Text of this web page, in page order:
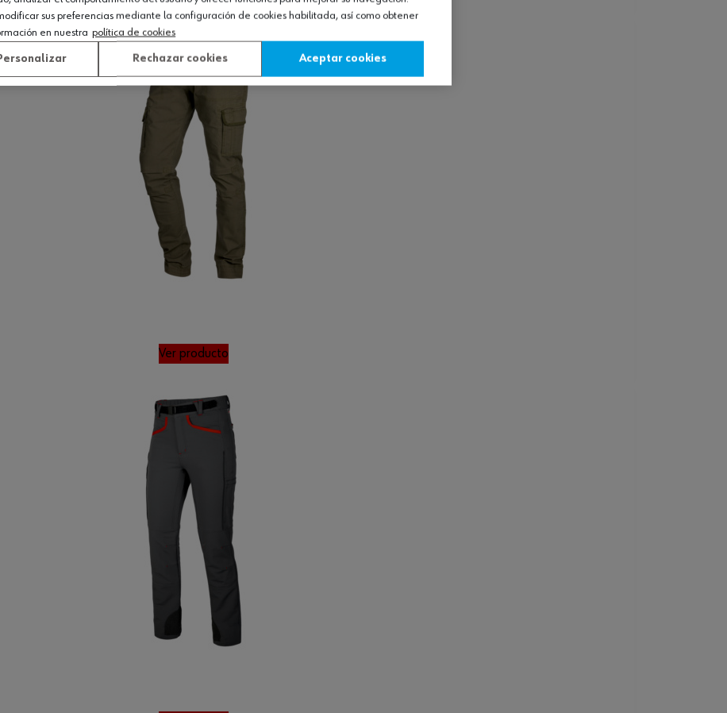
Ver producto
sus preferencias mediante la configuración de cookies habilitada, así como obtener
en nuestra política de cookies
Rechazar cookies Aceptar cookies